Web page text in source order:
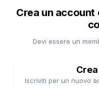
Crea un account
Devi essere un
Iscriviti per un nuovo